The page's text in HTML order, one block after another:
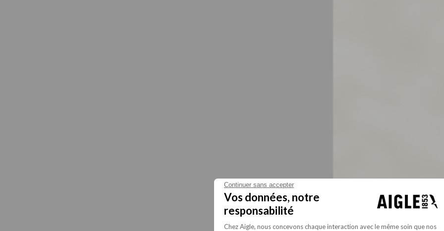
Continuer sans accepter
Vos données, notre
responsabilité
Plateforme de Gestion du Consentement :
Chez Aigle, nous concevons chaque interaction avec le même soin que nos